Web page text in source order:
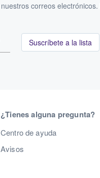
correos
Suscríbete a la lista
¿Tienes alguna pregunta?
Centro de ayuda
Avisos